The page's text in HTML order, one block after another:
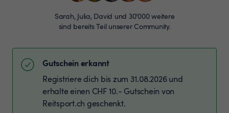
Sarah, Julia, David und 30’000 weitere
sind bereits Teil unserer Community.
Gutschein erkannt
Registriere dich bis zum 31.08.2026 und
erhalte einen CHF 10.- Gutschein von
Reitsport.ch geschenkt.